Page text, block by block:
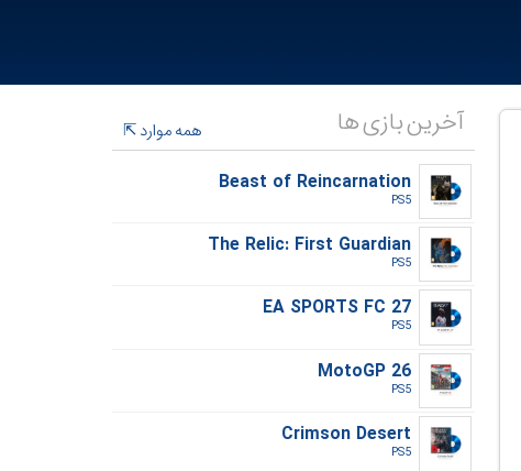
آخرین بازی ها
همه موارد
Beast of Reincarnation
PS5‎
The Relic: First Guardian
PS5‎
EA SPORTS FC 27
PS5‎
MotoGP 26
PS5‎
Crimson Desert
PS5‎